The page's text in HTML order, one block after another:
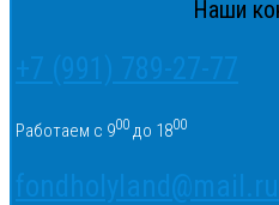
Наши
+7 (991) 789-27-77
Работаем с 900 до 1800
fondholyland@mail.ru